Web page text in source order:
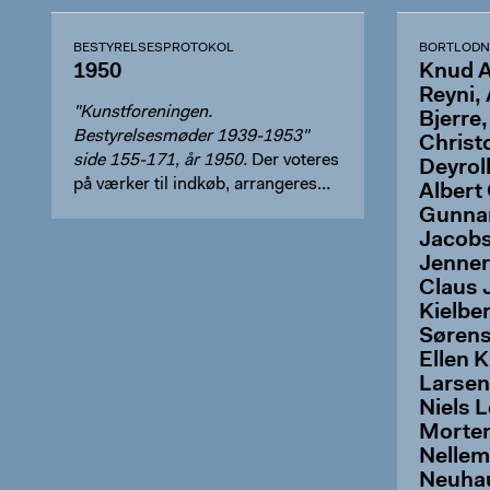
BESTYRELSESPROTOKOL
1950
"Kunstforeningen.
Bestyrelsesmøder 1939-1953"
side 155-171, år 1950. Der voteres
på værker til indkøb, arrangeres
Knud
Reyni,
Albert
Claus
Ellen
Niels